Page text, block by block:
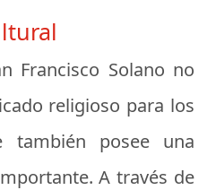
Francisco Solano no
religioso para los
también posee una
A través de